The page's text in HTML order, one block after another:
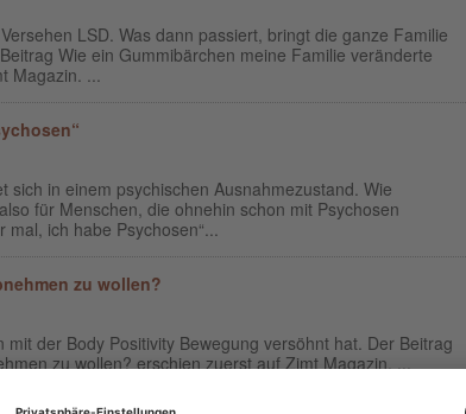
LSD. Was dann passiert, bringt die ganze Familie
Wie ein Gummibärchen meine Familie veränderte
Magazin. ...
sich in einem psychischen Ausnahmezustand. Wie
für Menschen, die ohnehin schon mit Psychosen
mal, ich habe Psychosen“...
zu wollen?
mit der Body Positivity Bewegung versöhnt hat. Der Beitrag
zu wollen? erschien zuerst auf Zimt Magazin. ...